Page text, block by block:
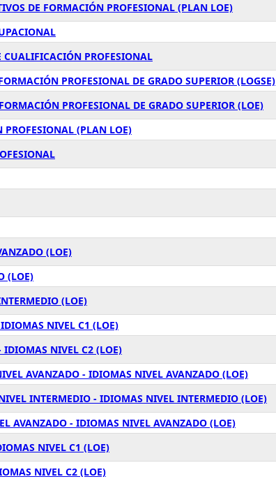
DE FORMACIÓN PROFESIONAL (PLAN LOE)
PROFESIONAL
PROFESIONAL DE GRADO SUPERIOR (LOGSE)
PROFESIONAL DE GRADO SUPERIOR (LOE)
PROFESIONAL (PLAN LOE)
(LOE)
(LOE)
(LOE)
NIVEL C1 (LOE)
IDIOMAS NIVEL C2 (LOE)
AVANZADO - IDIOMAS NIVEL AVANZADO (LOE)
INTERMEDIO - IDIOMAS NIVEL INTERMEDIO (LOE)
AVANZADO - IDIOMAS NIVEL AVANZADO (LOE)
NIVEL C1 (LOE)
NIVEL C2 (LOE)